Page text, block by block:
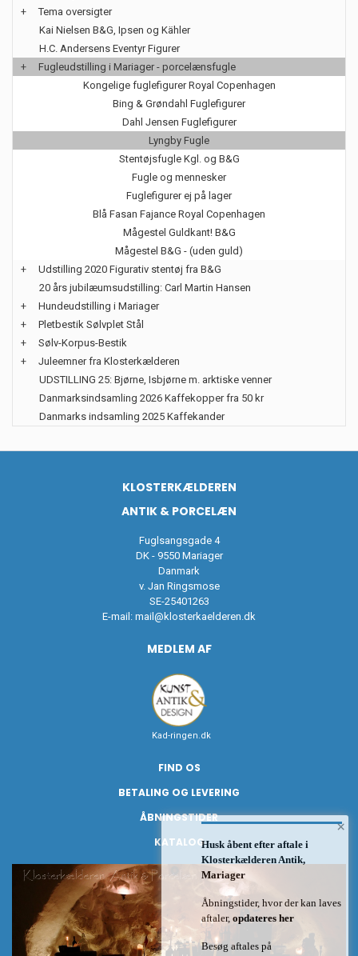
+
Tema oversigter
Kai Nielsen B&G, Ipsen og Kähler
H.C. Andersens Eventyr Figurer
+
Fugleudstilling i Mariager - porcelænsfugle
Kongelige fuglefigurer Royal Copenhagen
Bing & Grøndahl Fuglefigurer
Dahl Jensen Fuglefigurer
Lyngby Fugle
Stentøjsfugle Kgl. og B&G
Fugle og mennesker
Fuglefigurer ej på lager
Blå Fasan Fajance Royal Copenhagen
Mågestel Guldkant! B&G
Mågestel B&G - (uden guld)
+
Udstilling 2020 Figurativ stentøj fra B&G
20 års jubilæumsudstilling: Carl Martin Hansen
+
Hundeudstilling i Mariager
+
Pletbestik Sølvplet Stål
+
Sølv-Korpus-Bestik
+
Juleemner fra Klosterkælderen
UDSTILLING 25: Bjørne, Isbjørne m. arktiske venner
Danmarksindsamling 2026 Kaffekopper fra 50 kr
Danmarks indsamling 2025 Kaffekander
KLOSTERKÆLDEREN
ANTIK & PORCELÆN
Fuglsangsgade 4
DK - 9550 Mariager
Danmark
v. Jan Ringsmose
SE-25401263
E-mail: mail@klosterkaelderen.dk
MEDLEM AF
Kad-ringen.dk
FIND OS
BETALING OG LEVERING
ÅBNINGSTIDER
KATALOG
×
Husk åbent efter aftale i
Klosterkælderen Antik,
Mariager
Åbningstider, hvor der kan laves
aftaler, opdateres her
Besøg aftales på